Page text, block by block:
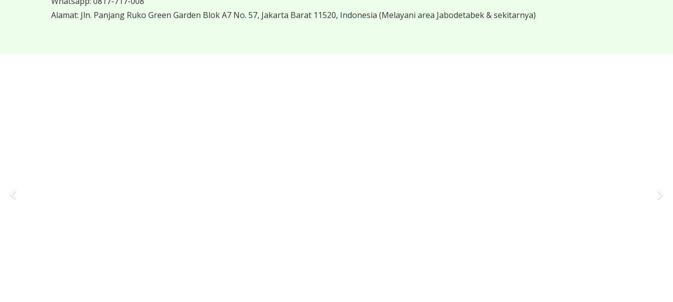
Alamat: Jln. Panjang Ruko Green Garden Blok A7 No. 57, Jakarta Barat 11520, Indonesia (Melayani area Jabodetabek & sekitarnya)